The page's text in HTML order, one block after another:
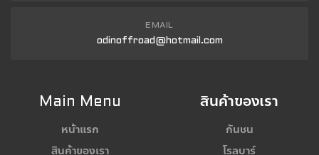
EMAIL
odinoffroad@hotmail.com
Main Menu
หน้าแรก
สินค้าของเรา
สินค้าของเรา
กันชน
โรลบาร์